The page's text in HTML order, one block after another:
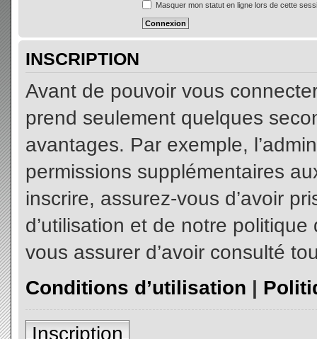
Masquer mon statut en ligne lors de cette
INSCRIPTION
Avant de pouvoir vous
prend seulement quelques
avantages. Par exemple,
permissions supplémentaires
inscrire, assurez-vous d’avoir
d’utilisation et de notre
vous assurer d’avoir consulté
Conditions d’utilisation |
Inscription